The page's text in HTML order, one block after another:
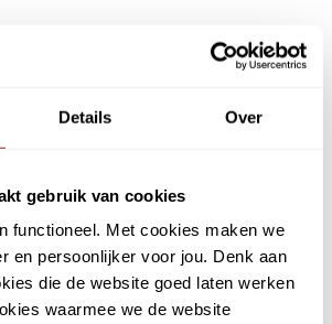
Details Over
gebruik van cookies
functioneel. Met cookies maken we
en persoonlijker voor jou. Denk aan
die de website goed laten werken
waarmee we de website